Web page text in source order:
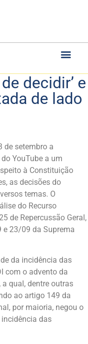
decidir’ e
de lado
de setembro a
YouTube a um
à Constituição
as decisões do
temas. O
do Recurso
de Repercussão Geral,
e 23/09 da Suprema
da incidência das
com o advento da
qual, dentre outras
ao artigo 149 da
por maioria, negou o
incidência das